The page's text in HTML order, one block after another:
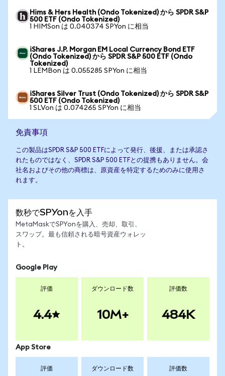
Hims & Hers Health (Ondo Tokenized) から SPDR S&P
500 ETF (Ondo Tokenized)
1 HIMSon は 0.040374 SPYon に相当
iShares J.P. Morgan EM Local Currency Bond ETF
(Ondo Tokenized) から SPDR S&P 500 ETF (Ondo
Tokenized)
1 LEMBon は 0.055285 SPYon に相当
iShares Silver Trust (Ondo Tokenized) から SPDR S&P
500 ETF (Ondo Tokenized)
1 SLVon は 0.074265 SPYon に相当
免責事項
この製品はSPDR S&P 500 ETFによって発行、後援、または承認さ
れたものではなく、SPDR S&P 500 ETFとの提携もありません。会
社名およびその他の商標は、原資産を特定するためのみに使用さ
れます。
数秒でSPYonを入手
MetaMaskでSPYonを購入、売却、取引、
スワップ。最も信頼される暗号資産ウォレッ
ト。
Google Play
評価
4.4
ダウンロード数
10M+
評価数
484K
App Store
評価 ダウンロード数 評価数